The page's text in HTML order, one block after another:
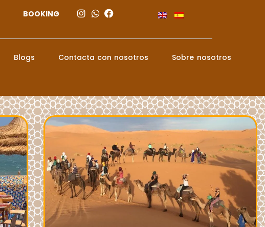
BOOKING
Blogs Contacta con nosotros Sobre nosotros